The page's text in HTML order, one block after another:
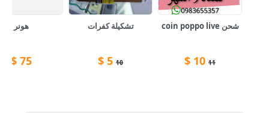
شحن coin poppo live
11
10
$
تشكيلة كفرات
10
5
$
هونر
75
$